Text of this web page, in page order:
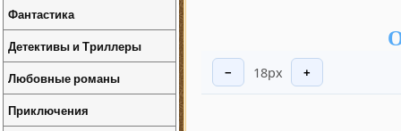
− 18px +
Фантастика
Детективы и Триллеры
Любовные романы
Приключения